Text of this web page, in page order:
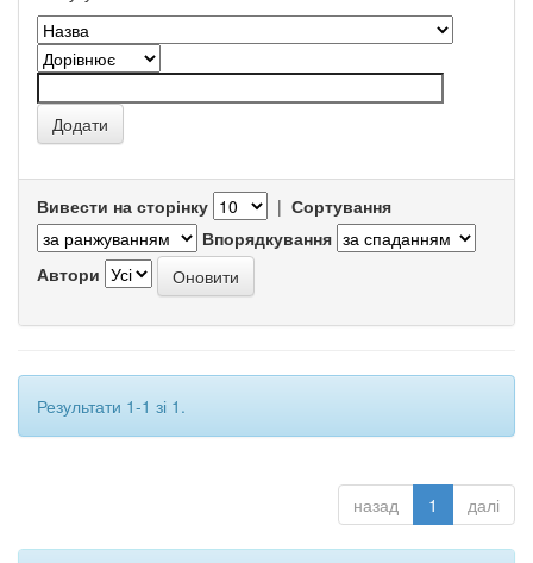
Вивести на сторінку | Сортування
Впорядкування
Автори
Результати 1-1 зі 1.
назад 1 далі